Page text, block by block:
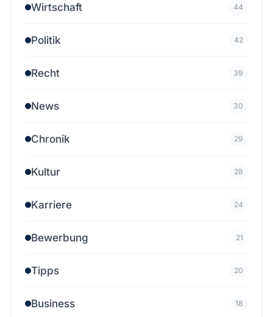
Wirtschaft 44
Politik 42
Recht 39
News 30
Chronik 29
Kultur 28
Karriere 24
Bewerbung 21
Tipps 20
Business 18